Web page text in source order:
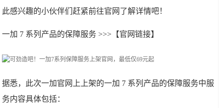
此感兴趣的小伙伴们赶紧前往官网了解详情吧！
一加 7 系列产品的保障服务 >>>【官网链接】
据悉，此次一加官网上上架的一加 7 系列产品的保障服务中服
务内容具体包括：